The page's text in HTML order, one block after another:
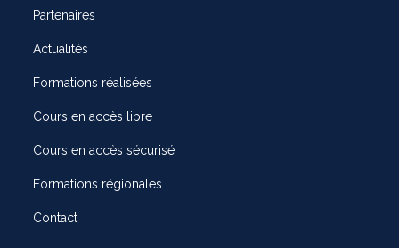
Partenaires
Actualités
Formations réalisées
Cours en accès libre
Cours en accès sécurisé
Formations régionales
Contact